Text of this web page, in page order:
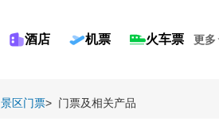
酒店 机票 火车票 更多
景区门票> 门票及相关产品